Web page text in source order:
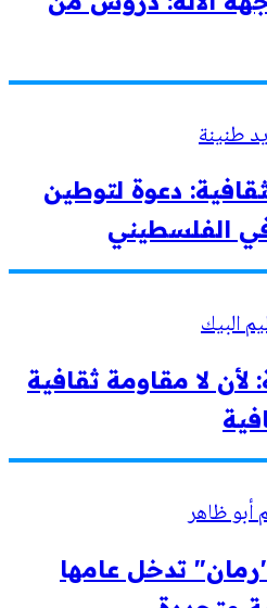
طنينة
دعوة لتوطين
الفلسطيني
البيك
لا مقاومة ثقافية
أبو ظاهر
تدخل عامها